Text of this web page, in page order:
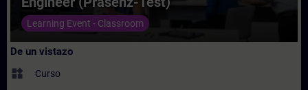
Learning Event - Classroom
De un vistazo
widgets Curso